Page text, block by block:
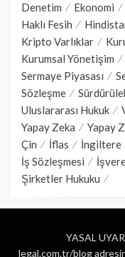
Denetim
Ekonomi
Haklı Fesih
Kripto Varlıklar
Kurumsal Yönetişim
Sermaye Piyasası
Sözleşme
Uluslararası Hukuk
Yapay Zeka
Yapay
Çin
İflas İngiltere
İş Sözleşmesi
Şirketler Hukuku
YASAL
legal.com.tr/blog